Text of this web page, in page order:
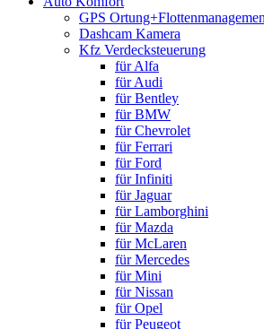
GPS
Dashcam Kamera
Kfz Verdecksteuerung
für Alfa
für Audi
für Bentley
für BMW
für Chevrolet
für Ferrari
für Ford
für Infiniti
für Jaguar
für Lamborghini
für Mazda
für McLaren
für Mercedes
für Mini
für Nissan
für Opel
für Peugeot